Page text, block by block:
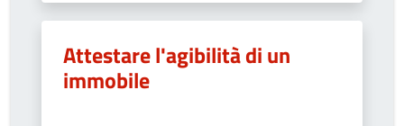
Attestare l'agibilità di un
immobile